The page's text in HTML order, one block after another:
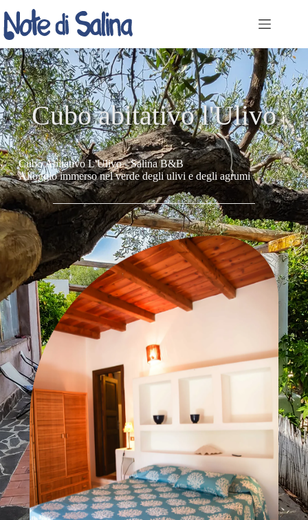
Cubo abitativo l'Ulivo
Cubo Abitativo L'Ulivo - Salina B&B
Alloggio immerso nel verde degli ulivi e degli agrumi